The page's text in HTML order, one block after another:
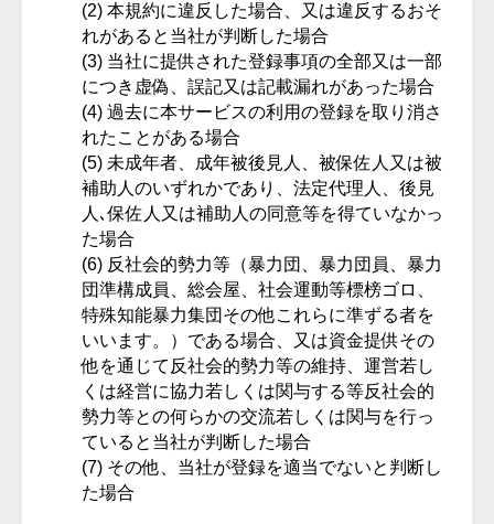
本規約に違反した場合、又は違反するおそ
れがあると当社が判断した場合
当社に提供された登録事項の全部又は一部
につき虚偽、誤記又は記載漏れがあった場合
過去に本サービスの利用の登録を取り消さ
れたことがある場合
未成年者、成年被後見人、被保佐人又は被
補助人のいずれかであり、法定代理人、後見
人､保佐人又は補助人の同意等を得ていなかっ
た場合
反社会的勢力等（暴力団、暴力団員、暴力
団準構成員、総会屋、社会運動等標榜ゴロ、
特殊知能暴力集団その他これらに準ずる者を
いいます。）である場合、又は資金提供その
他を通じて反社会的勢力等の維持、運営若し
くは経営に協力若しくは関与する等反社会的
勢力等との何らかの交流若しくは関与を行っ
ていると当社が判断した場合
その他、当社が登録を適当でないと判断し
た場合